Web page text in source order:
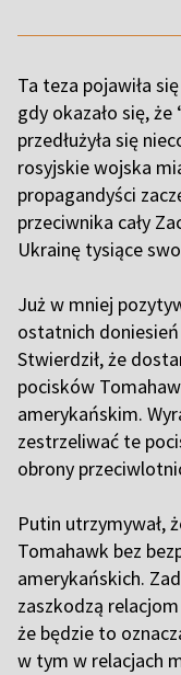
Ta teza pojawiła
gdy okazało się,
przedłużyła się
rosyjskie wojska
propagandyści
przeciwnika cały
Ukrainę tysiące
Już w mniej
ostatnich doniesień
Stwierdził, że
pocisków
amerykańskim.
zestrzeliwać te
obrony
Putin utrzymywał,
Tomahawk bez
amerykańskich.
zaszkodzą
że będzie to
w tym w relacjach